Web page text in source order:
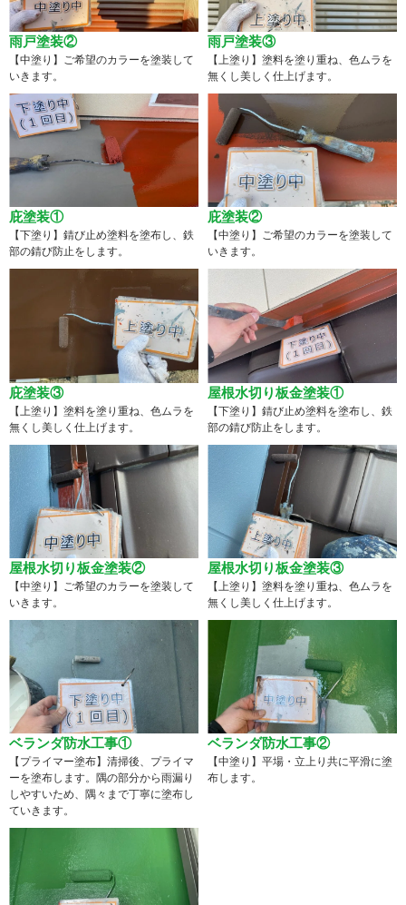
雨戸塗装②
【中塗り】ご希望のカラーを塗装して
いきます。
雨戸塗装③
【上塗り】塗料を塗り重ね、色ムラを
無くし美しく仕上げます。
庇塗装①
【下塗り】錆び止め塗料を塗布し、鉄
部の錆び防止をします。
庇塗装②
【中塗り】ご希望のカラーを塗装して
いきます。
庇塗装③
【上塗り】塗料を塗り重ね、色ムラを
無くし美しく仕上げます。
屋根水切り板金塗装①
【下塗り】錆び止め塗料を塗布し、鉄
部の錆び防止をします。
屋根水切り板金塗装②
【中塗り】ご希望のカラーを塗装して
いきます。
屋根水切り板金塗装③
【上塗り】塗料を塗り重ね、色ムラを
無くし美しく仕上げます。
ベランダ防水工事①
【プライマー塗布】清掃後、プライマ
ーを塗布します。隅の部分から雨漏り
しやすいため、隅々まで丁寧に塗布し
ていきます。
ベランダ防水工事②
【中塗り】平場・立上り共に平滑に塗
布します。